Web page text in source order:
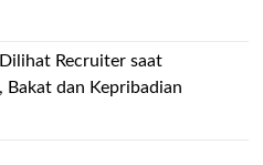
Recruiter saat
Bakat dan Kepribadian